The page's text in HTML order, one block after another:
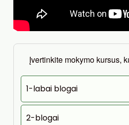
Įvertinkite mokymo kursus,
1-labai blogai
2-blogai